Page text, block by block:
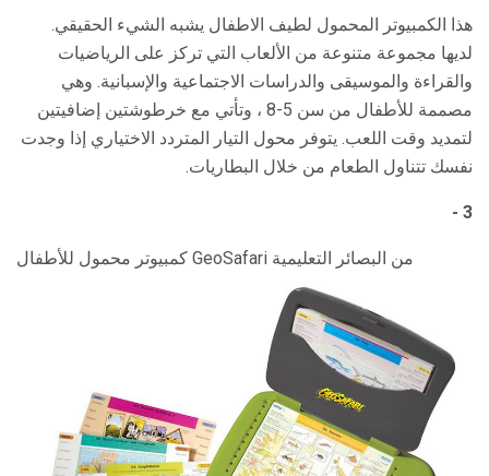
هذا الكمبيوتر المحمول لطيف الاطفال يشبه الشيء الحقيقي.
لديها مجموعة متنوعة من الألعاب التي تركز على الرياضيات
والقراءة والموسيقى والدراسات الاجتماعية والإسبانية. وهي
مصممة للأطفال من سن 5-8 ، وتأتي مع خرطوشتين إضافيتين
لتمديد وقت اللعب. يتوفر محول التيار المتردد الاختياري إذا وجدت
نفسك تتناول الطعام من خلال البطاريات.
3 -
كمبيوتر محمول للأطفال GeoSafari من البصائر التعليمية